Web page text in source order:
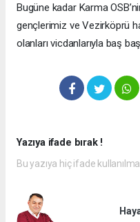
Bugüne kadar Karma
gençlerimiz ve Vezirköprü
olanları vicdanlarıyla baş
Yazıya ifade bırak !
Bu yazıya hiç ifade